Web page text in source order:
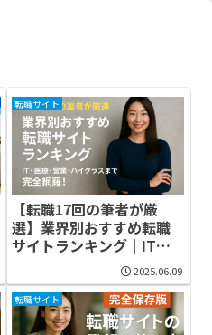
転職サイト
【転職17回の筆者が厳
選】業界別おすすめ転職
サイトランキング｜IT・
医療・営業・ハイクラス
まで完全網羅！
2025.06.09
転職サイト